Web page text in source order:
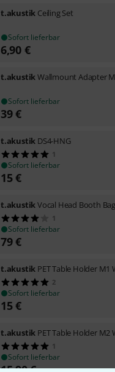
t.akustik Ceiling Set
Sofort lieferbar
6,90 €
t.akustikWallmount Adapter
Sofort lieferbar
39€
t.akustik DS4-HNG
1
Sofort lieferbar
15€
t.akustikVocal Head Booth Bag
1
Sofort lieferbar
79€
t.akustik PET Table Holder M1
2
Sofort lieferbar
15€
t.akustik PET Table Holder M2
1
Sofort lieferbar